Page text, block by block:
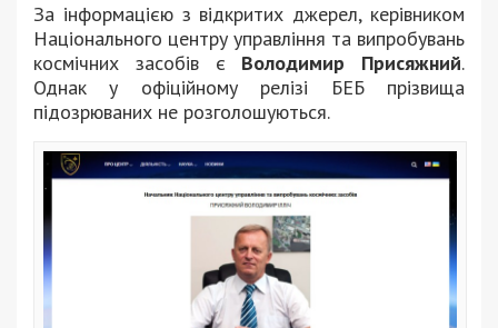
За інформацієюз відкритих джерел, керівником
Національного центру управління та випробувань
космічних засобів є Володимир Присяжний.
Однак у офіційному релізі БЕБ прізвища
підозрюваних не розголошуються.